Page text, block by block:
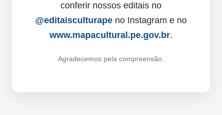
conferir nossos editais no
@editaisculturape no Instagram e no
www.mapacultural.pe.gov.br.
Agradecemos pela compreensão.